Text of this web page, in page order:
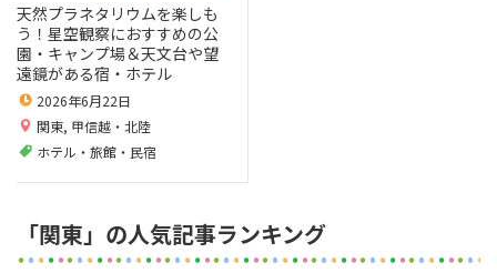
天然プラネタリウムを楽しも
う！星空観察におすすめの公
園・キャンプ場＆天文台や望
遠鏡がある宿・ホテル
2026年6月22日
関東, 甲信越・北陸
ホテル・旅館・民宿
「関東」の人気記事ランキング